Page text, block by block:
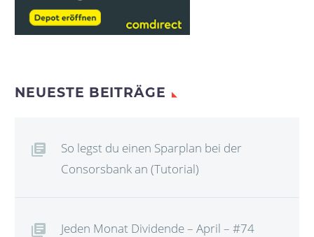
NEUESTE BEITRÄGE
So legst du einen Sparplan bei der
Consorsbank an (Tutorial)
Jeden Monat Dividende – April – #74